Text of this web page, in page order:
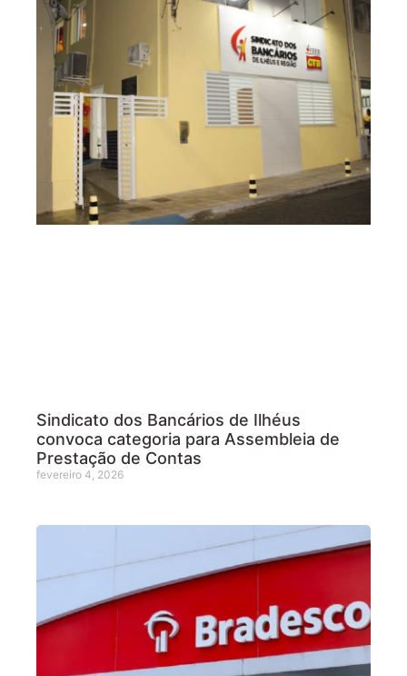
Sindicato dos Bancários de Ilhéus
convoca categoria para Assembleia de
Prestação de Contas
fevereiro 4, 2026